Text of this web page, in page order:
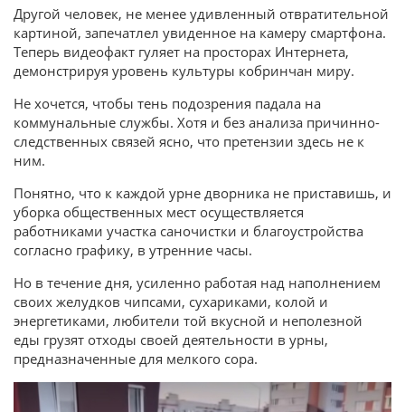
Другой человек, не менее удивленный отвратительной
картиной, запечатлел увиденное на камеру смартфона.
Теперь видеофакт гуляет на просторах Интернета,
демонстрируя уровень культуры кобринчан миру.
Не хочется, чтобы тень подозрения падала на
коммунальные службы. Хотя и без анализа причинно-
следственных связей ясно, что претензии здесь не к
ним.
Понятно, что к каждой урне дворника не приставишь, и
уборка общественных мест осуществляется
работниками участка саночистки и благоустройства
согласно графику, в утренние часы.
Но в течение дня, усиленно работая над наполнением
своих желудков чипсами, сухариками, колой и
энергетиками, любители той вкусной и неполезной
еды грузят отходы своей деятельности в урны,
предназначенные для мелкого сора.